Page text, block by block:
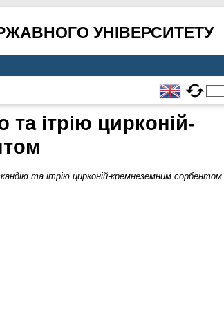
УНІВЕРСИТЕТУ
ітрію цирконій-
та ітрію цирконій-кремнеземним сорбентом.